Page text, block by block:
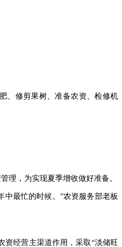
、修剪果树、准备农资、检修机
理，为实现夏季增收做好准备。
最忙的时候。”农资服务部老板
资经营主渠道作用，采取“淡储旺